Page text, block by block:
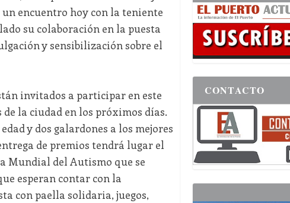
encuentro hoy con la teniente
su colaboración en la puesta
y sensibilización sobre el
invitados a participar en este
la ciudad en los próximos días.
y dos galardones a los mejores
de premios tendrá lugar el
Mundial del Autismo que se
esperan contar con la
con paella solidaria, juegos,
CONTACTO